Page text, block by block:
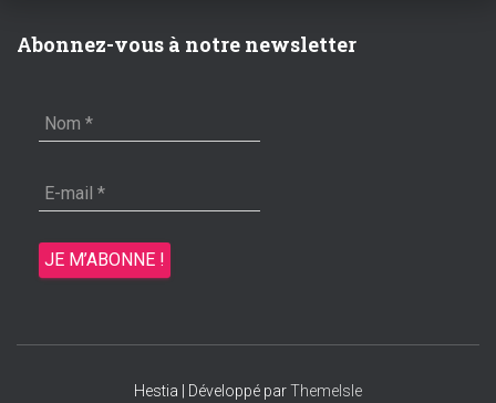
Abonnez-vous à notre newsletter
Hestia | Développé parThemeIsle